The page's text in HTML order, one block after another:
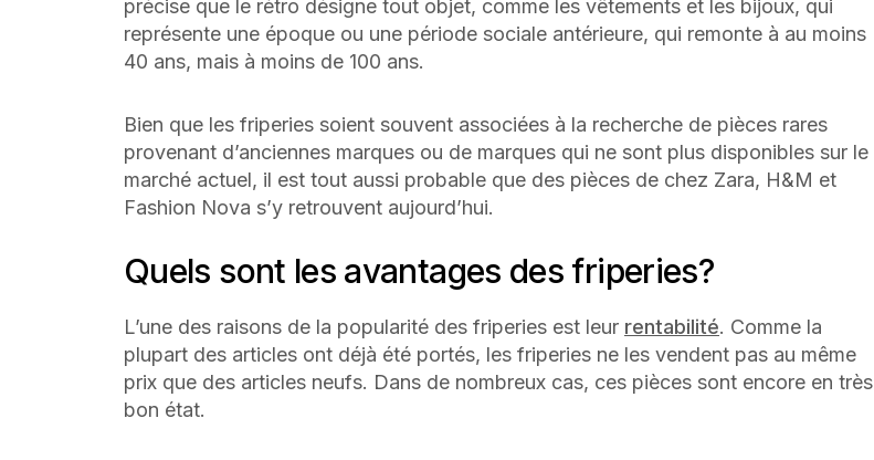
précise que le rétro désigne tout objet, comme les vêtements et les bijoux, qui
représente une époque ou une période sociale antérieure, qui remonte à au moins
40 ans, mais à moins de 100 ans.
Bien que les friperies soient souvent associées à la recherche de pièces rares
provenant d’anciennes marques ou de marques qui ne sont plus disponibles sur le
marché actuel, il est tout aussi probable que des pièces de chez Zara, H&M et
Fashion Nova s’y retrouvent aujourd’hui.
Quels sont les avantages des friperies?
L’une des raisons de la popularité des friperies est leur rentabilité. Comme la
plupart des articles ont déjà été portés, les friperies ne les vendent pas au même
prix que des articles neufs. Dans de nombreux cas, ces pièces sont encore en très
bon état.